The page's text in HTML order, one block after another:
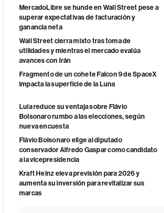
MercadoLibre se hunde en Wall Street pese a
superar expectativas de facturación y
ganancia neta
Wall Street cierra mixto tras toma de
utilidades y mientras el mercado evalúa
avances con Irán
Fragmento de un cohete Falcon 9 de SpaceX
impacta la superficie de la Luna
Lula reduce su ventaja sobre Flávio
Bolsonaro rumbo a las elecciones, según
nueva encuesta
Flávio Bolsonaro elige al diputado
conservador Alfredo Gaspar como candidato
a la vicepresidencia
Kraft Heinz eleva previsión para 2026 y
aumenta su inversión para revitalizar sus
marcas